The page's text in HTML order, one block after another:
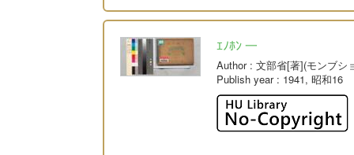
ｴﾉﾎﾝ 一
Author: 文部省[著](モンブシ
Publish year: 1941, 昭和16